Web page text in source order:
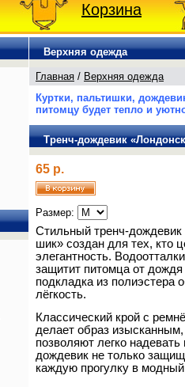
Корзина
Верхняя одежда
Главная / Верхняя одежда
Куртки, пальтишки,
питомцу будет тепло и
Тренч-дождевик
65 р.
Размер:
Стильный тренч-
шик» создан для тех, кто
элегантность.
защитит питомца от дождя
подкладка из полиэстера
лёгкость.
Классический крой с
делает образ
позволяют легко
дождевик не только
каждую прогулку в